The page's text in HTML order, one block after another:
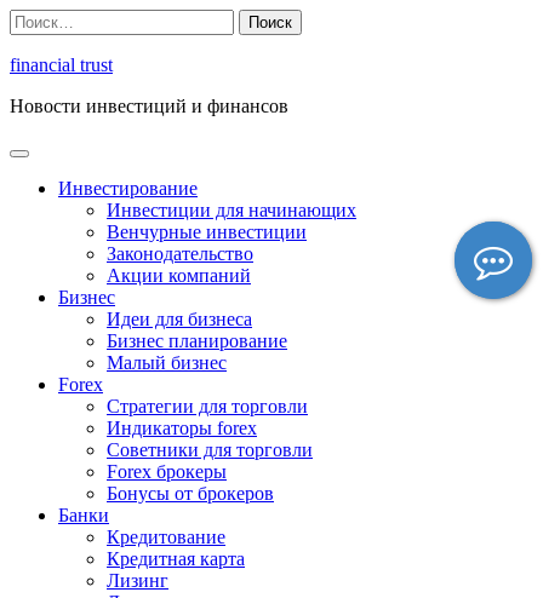
Перейти
к
содержимому
Найти:
financial trust
Новости инвестиций и финансов
Инвестирование
Инвестиции для начинающих
Венчурные инвестиции
Законодательство
Акции компаний
Бизнес
Идеи для бизнеса
Бизнес планирование
Малый бизнес
Forex
Стратегии для торговли
Индикаторы forex
Советники для торговли
Forex брокеры
Бонусы от брокеров
Банки
Кредитование
Кредитная карта
Лизинг